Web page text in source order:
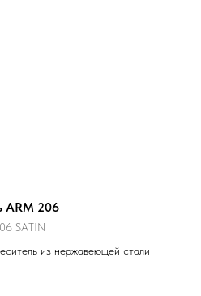
ARM 206
SATIN
из нержавеющей стали